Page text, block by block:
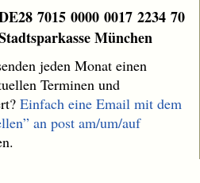
7015 0000 0017 2234 70
München
jeden Monat einen
Terminen und
Einfach eine Email mit dem
an post am/um/auf